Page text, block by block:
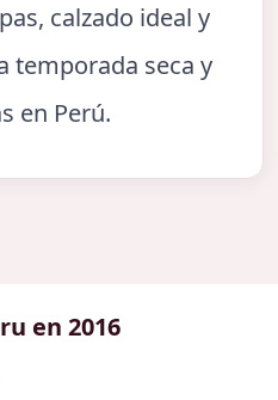
calzado ideal y
temporada seca y
en Perú.
en 2016